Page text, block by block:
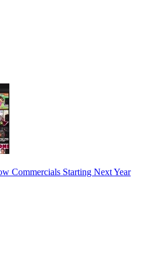
Commercials Starting Next Year